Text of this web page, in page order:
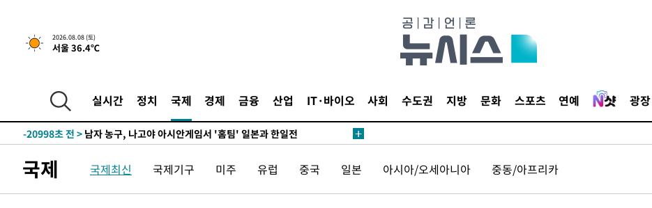
2026.08.08 (토)
서울 36.4℃
실시간 정치 국제 경제 금융 산업 IT·바이오 사회 수도권 지방 문화 스포츠 연예 광장
1시간 전 >[속보]뉴욕증시 상승 마감…S&P 0.6% 나스닥 1.3%↑
-29647초 전 >강릉에 시간당 81.4㎜ 물폭탄…도로 잠기고 담벼락 붕괴
-23464초 전 >
선재도서 해루질 나섰다 실종 60대, 닷새 만에 숨진 채 발견
-20998초 전 >
-20374초 전 > 여수 오동도 해상서 모터보트 전복…1명 사망·1명 실종
주 날씨]
-13619초 전 >
축구협회 "압수수색·성접대 논란 사과…쇄신의 기회로 삼겠다"
-12136초 전 >[속보]'압수수색·성접대 논란' 축구협회 "실망과 걱정 안겨드려 죄
국제 국제최신 국제기구 미주 유럽 중국 일본 아시아/오세아니아 중동/아프리카